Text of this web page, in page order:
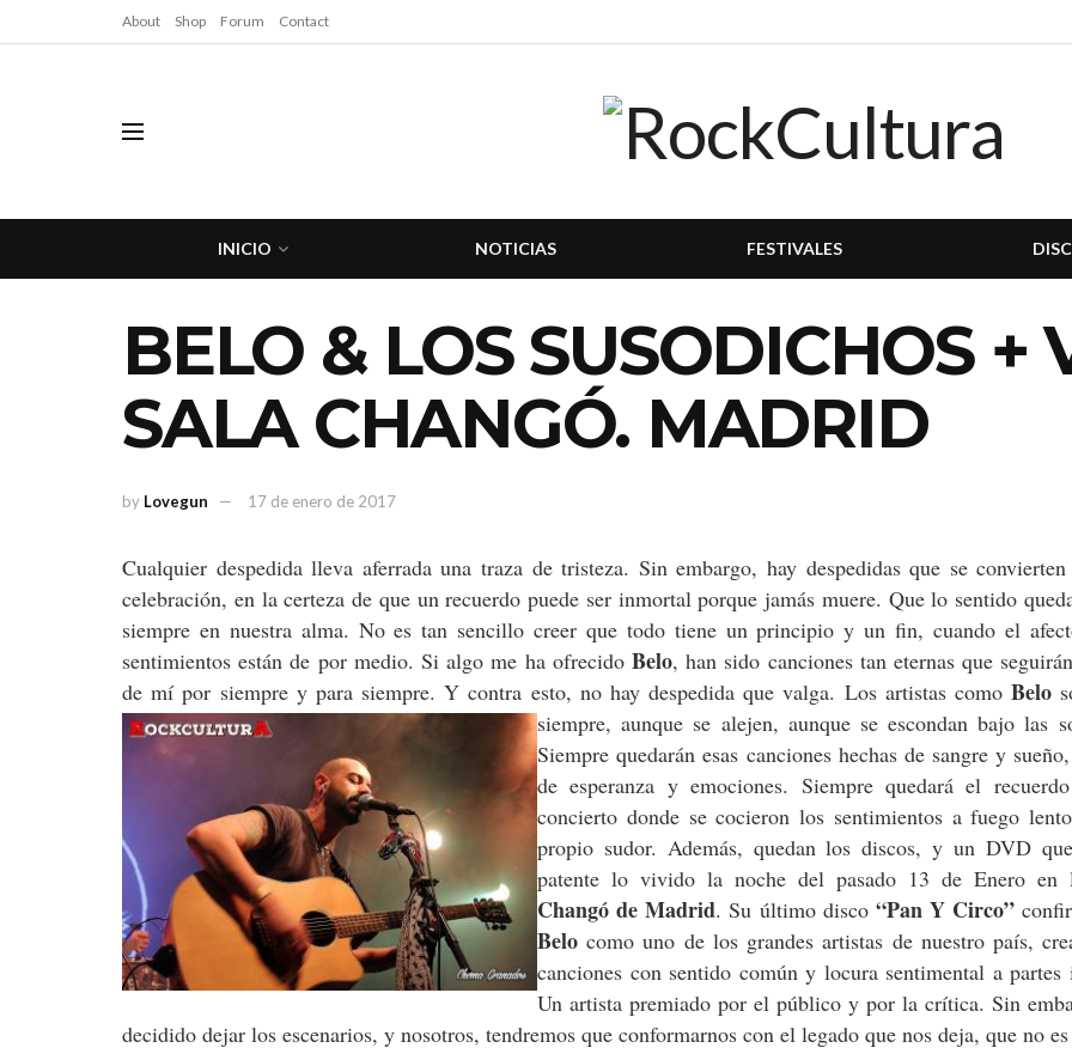
About Shop Forum Contact
INICIO NOTICIAS FESTIVALES
BELO & LOS SUSODICHOS +
SALA CHANGÓ. MADRID
by Lovegun 17 de enero de 2017
Cualquier despedida lleva aferrada una traza de tristeza. Sin embargo, hay despedidas que se
celebración, en la certeza de que un recuerdo puede ser inmortal porque jamás muere. Que lo sentido
siempre en nuestra alma. No es tan sencillo creer que todo tiene un principio y un fin, cuando el
sentimientos están de por medio. Si algo me ha ofrecido Belo, han sido canciones tan eternas que
de mí por siempre y para siempre. Y contra esto, no hay despedida que valga. Los artistas comoBelo
siempre, aunque se alejen, aunque se escondan bajo las
Siempre quedarán esas canciones hechas de sangre y
de esperanza y emociones. Siempre quedará el
concierto donde se cocieron los sentimientos a fuego
propio sudor. Además, quedan los discos, y un DVD
patente lo vivido la noche del pasado 13 de Enero en
Changó de Madrid. Su último disco “Pan Y Circo”
Belocomo uno de los grandes artistas de nuestro país,
canciones con sentido común y locura sentimental a partes
Un artista premiado por el público y por la crítica. Sin
decidido dejar los escenarios, y nosotros, tendremos que conformarnos con el legado que nos deja, que no